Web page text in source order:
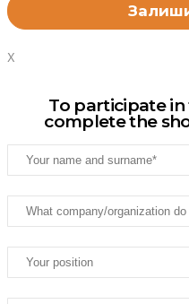
X
To participate
complete the